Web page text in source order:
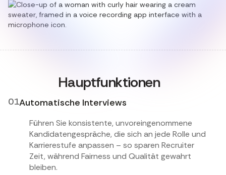
Hauptfunktionen
01Automatische Interviews
Führen Sie konsistente, unvoreingenommene
Kandidatengespräche, die sich an jede Rolle und
Karrierestufe anpassen – so sparen Recruiter
Zeit, während Fairness und Qualität gewahrt
bleiben.